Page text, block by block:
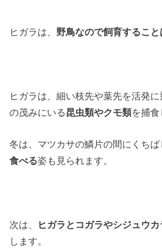
ヒガラは、 野鳥なので飼育するこ
ヒガラは、細い枝先や葉先を活発
の茂みにいる昆虫類やクモ類を捕食
冬は、マツカサの鱗片の間にくち
食べる姿も見られます。
次は、 ヒガラとコガラやシジュウ
します。